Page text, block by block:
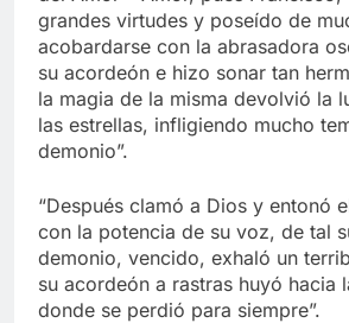
grandes virtudes y poseído de
acobardarse con la abrasadora
su acordeón e hizo sonar tan
la magia de la misma devolvió la
las estrellas, infligiendo mucho
demonio”.
“Después clamó a Dios y entonó
con la potencia de su voz, de tal
demonio, vencido, exhaló un
su acordeón a rastras huyó hacia
donde se perdió para siempre”.